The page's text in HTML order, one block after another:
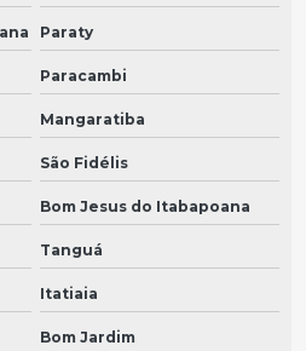
Paraty
Paracambi
Mangaratiba
São Fidélis
Bom Jesus do Itabapoana
Tanguá
Itatiaia
Bom Jardim